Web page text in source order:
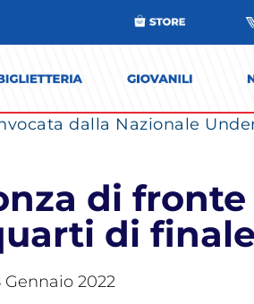
dalla Nazionale
di
di finale
Gennaio 2022